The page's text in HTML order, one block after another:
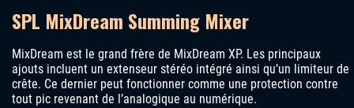
SPL MixDream Summing Mixer
MixDream est le grand frère de MixDream XP. Les principaux
ajouts incluent un extenseur stéréo intégré ainsi qu’un limiteur de
crête. Ce dernier peut fonctionner comme une protection contre
tout pic revenant de l’analogique au numérique.